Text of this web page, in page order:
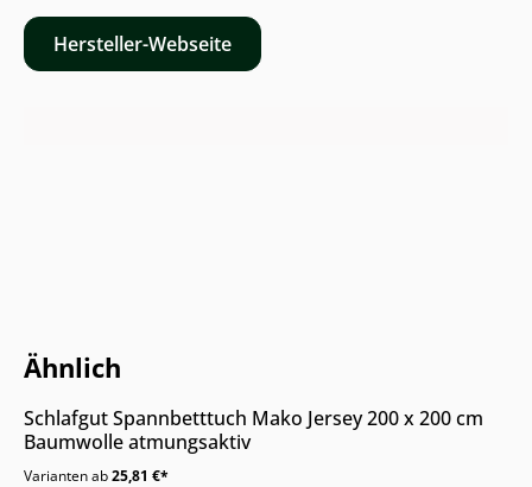
Hersteller-Webseite
Ähnlich
Nur Online erhältlich
Schlafgut Spannbetttuch Mako Jersey 200 x 200 cm
Baumwolle atmungsaktiv
Varianten ab25,81 €*